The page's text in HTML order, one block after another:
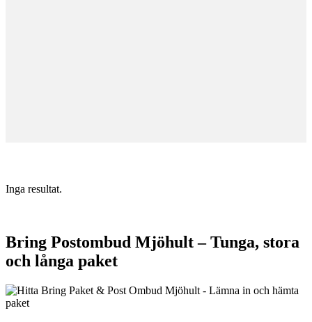
Inga resultat.
Bring Postombud Mjöhult – Tunga, stora
och långa paket